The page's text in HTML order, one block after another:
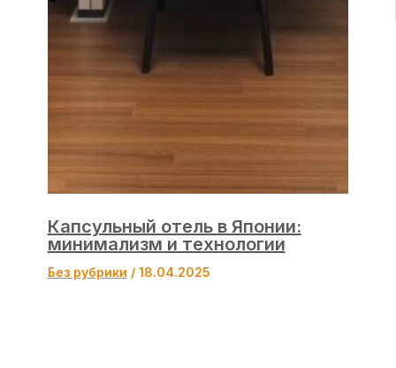
Капсульный отель в Японии:
минимализм и технологии
Без рубрики / 18.04.2025